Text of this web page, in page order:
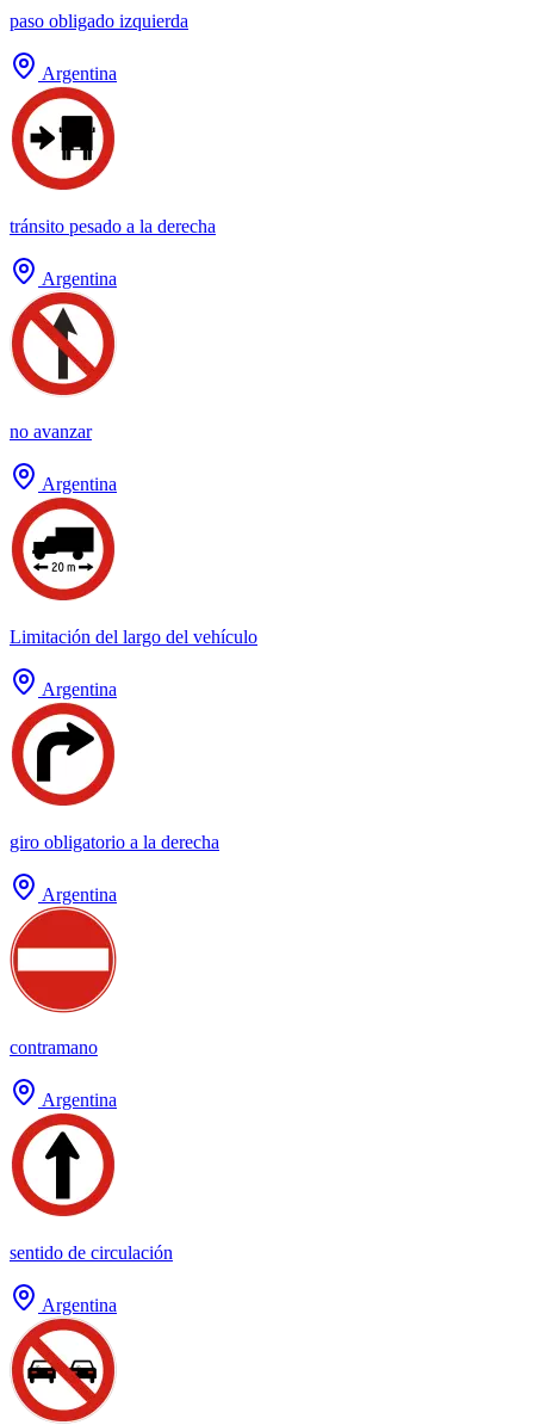
paso obligado izquierda
Argentina
tránsito pesado a la derecha
Argentina
no avanzar
Argentina
Limitación del largo del vehículo
Argentina
giro obligatorio a la derecha
Argentina
contramano
Argentina
sentido de circulación
Argentina